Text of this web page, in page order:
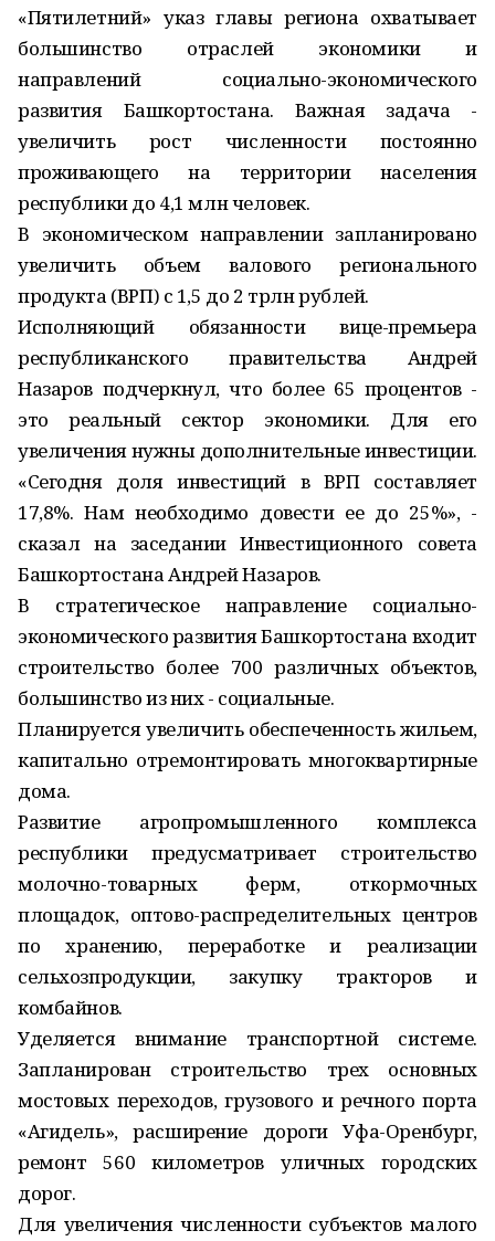
«Пятилетний» указ главы региона охватывает
большинство отраслей экономики и
направлений социально-экономического
развития Башкортостана. Важная задача -
увеличить рост численности постоянно
проживающего на территории населения
республики до 4,1 млн человек.
В экономическом направлении запланировано
увеличить объем валового регионального
продукта (ВРП) с 1,5 до 2 трлн рублей.
Исполняющий обязанности вице-премьера
республиканского правительства Андрей
Назаров подчеркнул, что более 65 процентов -
это реальный сектор экономики. Для его
увеличения нужны дополнительные инвестиции.
«Сегодня доля инвестиций в ВРП составляет
17,8%. Нам необходимо довести ее до 25%», -
сказал на заседании Инвестиционного совета
Башкортостана Андрей Назаров.
В стратегическое направление социально-
экономического развития Башкортостана входит
строительство более 700 различных объектов,
большинство из них - социальные.
Планируется увеличить обеспеченность жильем,
капитально отремонтировать многоквартирные
дома.
Развитие агропромышленного комплекса
республики предусматривает строительство
молочно-товарных ферм, откормочных
площадок, оптово-распределительных центров
по хранению, переработке и реализации
сельхозпродукции, закупку тракторов и
комбайнов.
Уделяется внимание транспортной системе.
Запланирован строительство трех основных
мостовых переходов, грузового и речного порта
«Агидель», расширение дороги Уфа-Оренбург,
ремонт 560 километров уличных городских
дорог.
Для увеличения численности субъектов малого